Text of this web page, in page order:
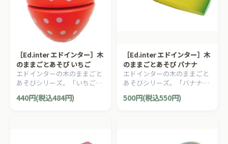
［Ed.inter エドインター］木
のままごとあそび いちご
エドインターの木のままごと
あそびシリーズ。「いちご」
440円(税込484円)
［Ed.inter エドインター］木
のままごとあそび バナナ
エドインターの木のままごと
あそびシリーズ。「バナナ」
500円(税込550円)